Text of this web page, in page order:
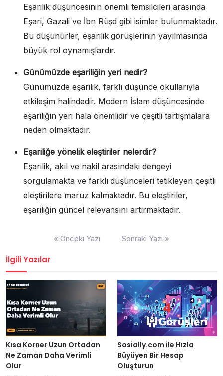
Eşarilik düşüncesinin önemli temsilcileri arasında
Eşari, Gazali ve İbn Rüşd gibi isimler bulunmaktadır.
Bu düşünürler, eşarilik görüşlerinin yayılmasında
büyük rol oynamışlardır.
Günümüzde eşariliğin yeri nedir?
Günümüzde eşarilik, farklı düşünce okullarıyla
etkileşim halindedir. Modern İslam düşüncesinde
eşariliğin yeri hala önemlidir ve çeşitli tartışmalara
neden olmaktadır.
Eşariliğe yönelik eleştiriler nelerdir?
Eşarilik, akıl ve nakil arasındaki dengeyi
sorgulamakta ve farklı düşünceleri tetikleyen çeşitli
eleştirilere maruz kalmaktadır. Bu eleştiriler,
eşariliğin güncel relevansını artırmaktadır.
« Önceki Yazı Sonraki Yazı »
İlgili Yazılar
Kısa Korner Uzun Ortadan
Ne Zaman Daha Verimli
Olur
Sosially.com ile Hızla
Büyüyen Bir Hesap
Oluşturun